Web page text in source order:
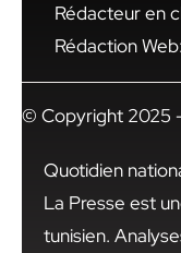
Rédacteur en
Rédaction
© Copyright 2025
Quotidien
La Presse est
tunisien.